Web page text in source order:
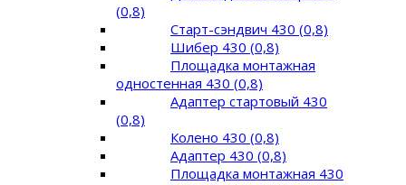
(0,8)
Старт-сэндвич 430 (0,8)
Шибер 430 (0,8)
Площадка монтажная
одностенная 430 (0,8)
Адаптер стартовый 430
(0,8)
Колено 430 (0,8)
Адаптер 430 (0,8)
Площадка монтажная 430